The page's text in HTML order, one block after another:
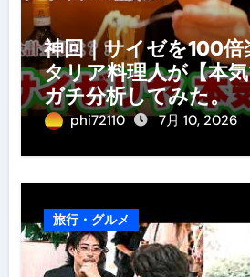
神回｜サイゼを100倍
タリア料理人が【本
ガチ分析してみた。
phi72110 7月 10, 2026
旅行・グルメ